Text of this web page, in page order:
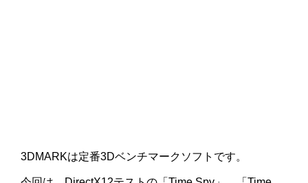
3DMARKは定番3Dベンチマークソフトです。